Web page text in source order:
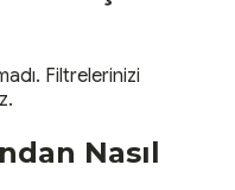
Filtrelerinizi
Nasıl